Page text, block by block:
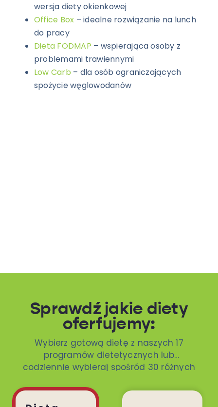
wersja diety okienkowej
Office Box – idealne rozwiązanie na lunch
do pracy
Dieta FODMAP – wspierająca osoby z
problemami trawiennymi
Low Carb – dla osób ograniczających
spożycie węglowodanów
Sprawdź jakie diety
oferfujemy:
Wybierz gotową dietę z naszych 17
programów dietetycznych lub
codziennie wybieraj spośród 30 różnych